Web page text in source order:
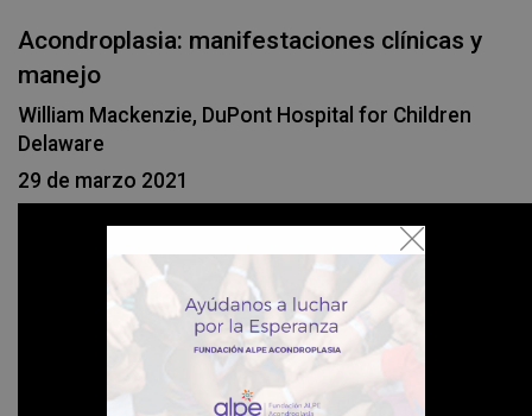
Acondroplasia: manifestaciones clínicas y
manejo
William Mackenzie, DuPont Hospital for Children
Delaware
29 de marzo 2021